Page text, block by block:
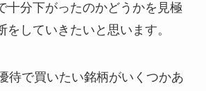
十分下がったのかどうかを見極
をしていきたいと思います。
待で買いたい銘柄がいくつかあ